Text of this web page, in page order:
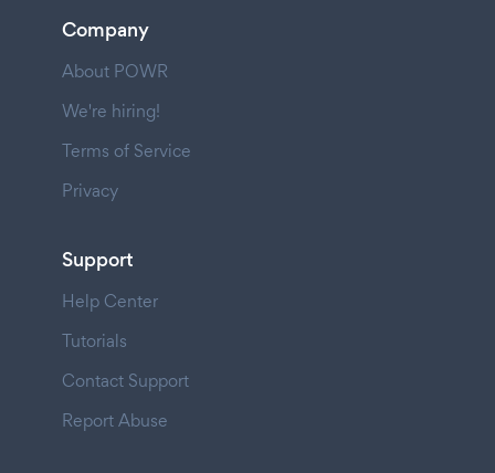
Company
About POWR
We're hiring!
Terms of Service
Privacy
Support
Help Center
Tutorials
Contact Support
Report Abuse